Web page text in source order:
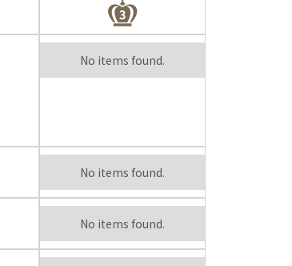
No items found.
No items found.
No items found.